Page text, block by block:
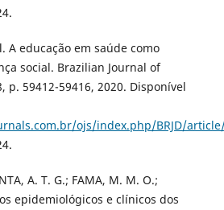
A educação em saúde como
social. Brazilian Journal of
p. 59412-59416, 2020. Disponível
ojs/index.php/BRJD/
A. T. G.; FAMA, M. M. O.;
epidemiológicos e clínicos dos